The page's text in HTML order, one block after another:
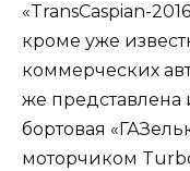
«TransCaspian-
кроме уже
коммерческих
же представлена
бортовая
моторчиком